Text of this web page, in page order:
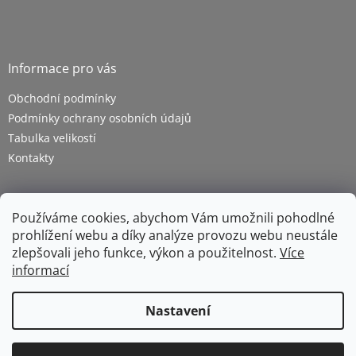
Používáme cookies, abychom Vám umožnili pohodlné
prohlížení webu a díky analýze provozu webu neustále
zlepšovali jeho funkce, výkon a použitelnost. Více
informací
Nastavení
Informace pro vás
Obchodní podmínky
Podmínky ochrany osobních údajů
Tabulka velikostí
Kontakty
Copyright 2026ZETRA - pracovní oděvy s.r.o.. Všechna